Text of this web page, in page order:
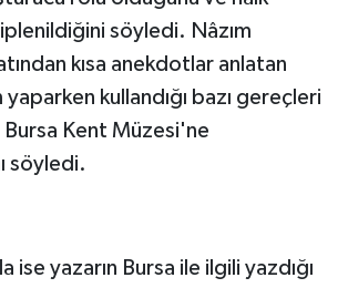
söyledi. Nâzım
kısa anekdotlar anlatan
yaparken kullandığı bazı gereçleri
Bursa Kent Müzesi'ne
söyledi.
ise yazarın Bursa ile ilgili yazdığı